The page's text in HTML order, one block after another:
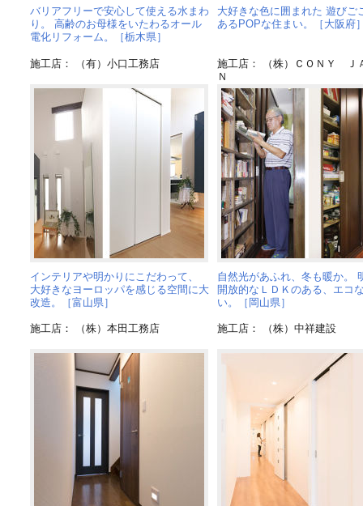
バリアフリーで安心して使える水まわ
り。 高齢のお母様をいたわるオール
電化リフォーム。［栃木県］
施工店： （有）小口工務店
大好きな色に囲まれた 遊びご
あるPOPな住まい。［大阪府
施工店： （株）ＣＯＮＹ Ｊ
Ｎ
インテリアや明かりにこだわって、
大好きなヨーロッパを感じる空間に大
改造。［富山県］
施工店： （株）本田工務店
自然光があふれ、冬も暖か。
開放的なＬＤＫのある、エコ
い。［岡山県］
施工店： （株）中祥建設